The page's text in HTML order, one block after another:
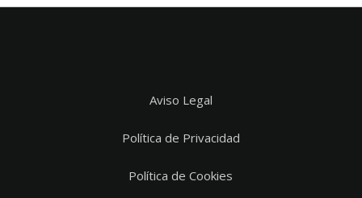
Aviso Legal
Política de Privacidad
Política de Cookies